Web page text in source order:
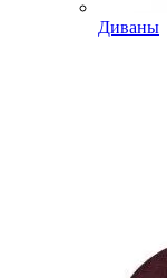
Диваны